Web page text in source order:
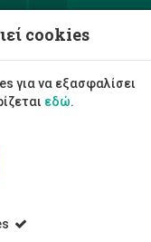
Επιστήμης και
cookies
για να εξασφαλίσει
εδώ.